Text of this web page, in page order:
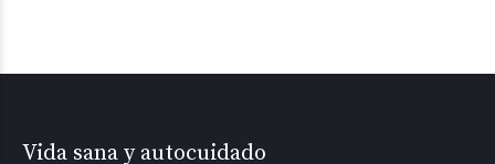
Vida sana y autocuidado